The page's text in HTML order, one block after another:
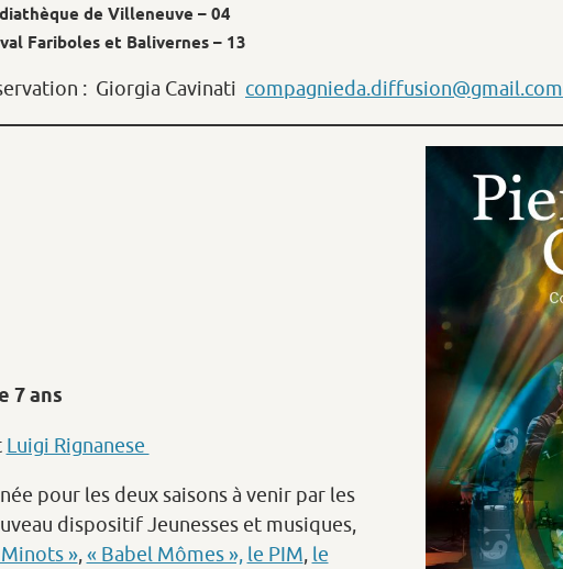
de Villeneuve – 04
Fariboles et Balivernes – 13
: Giorgia Cavinati compagnieda.diffusion@gmail.com
7 ans
Luigi Rignanese
pour les deux saisons à venir par les
dispositif Jeunesses et musiques,
»,« Babel Mômes », le PIM, le